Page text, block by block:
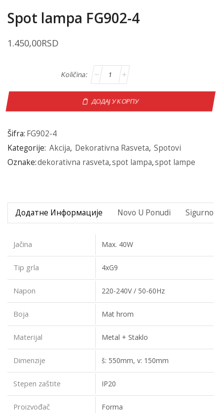
Spot lampa FG902-4
1.450,00RSD
ДОДАЈ У КОРПУ
Šifra: FG902-4
Kategorije: Akcija, Dekorativna Rasveta, Spotovi
Oznake:dekorativna rasveta,spot lampa,spot lampe
Додатне Информације Novo U Ponudi Sigurno
Jačina Max. 40W
Tip grla 4xG9
Napon 220-240V / 50-60Hz
Boja Mat hrom
Materijal Metal + Staklo
Dimenzije š: 550mm, v: 150mm
Stepen zaštite IP20
Proizvođač Forma